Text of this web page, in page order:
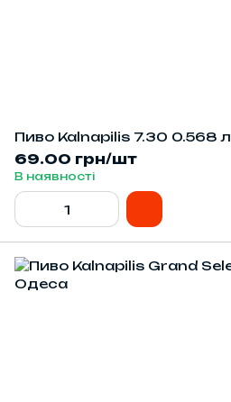
Пиво Kalnapilis 7.30 0.568 л
69.00 грн/шт
В наявності